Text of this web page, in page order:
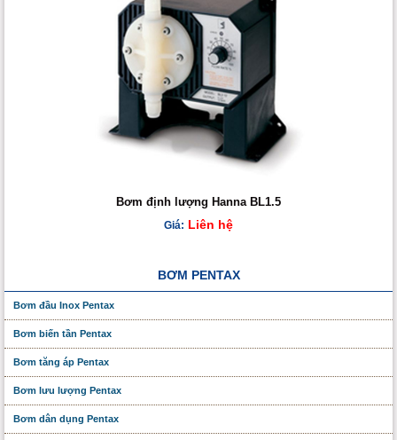
Bơm định lượng Hanna BL1.5
Giá: Liên hệ
BƠM PENTAX
Bơm đầu Inox Pentax
Bơm biến tần Pentax
Bơm tăng áp Pentax
Bơm lưu lượng Pentax
Bơm dân dụng Pentax